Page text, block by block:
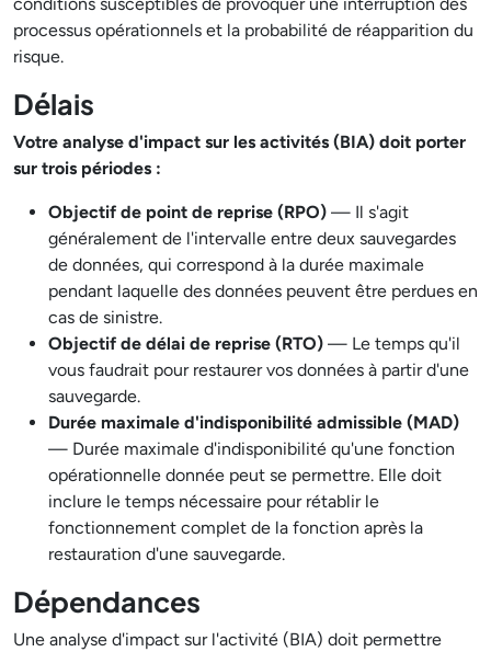
processus opérationnels et la probabilité de réapparition du
risque.
Délais
Votre analyse d'impact sur les activités (BIA) doit porter
sur trois périodes :
Objectif de point de reprise (RPO) — Il s'agit
généralement de l'intervalle entre deux sauvegardes
de données, qui correspond à la durée maximale
pendant laquelle des données peuvent être perdues en
cas de sinistre.
Objectif de délai de reprise (RTO) — Le temps qu'il
vous faudrait pour restaurer vos données à partir d'une
sauvegarde.
Durée maximale d'indisponibilité admissible (MAD)
— Durée maximale d'indisponibilité qu'une fonction
opérationnelle donnée peut se permettre. Elle doit
inclure le temps nécessaire pour rétablir le
fonctionnement complet de la fonction après la
restauration d'une sauvegarde.
Dépendances
Une analyse d'impact sur l'activité (BIA) doit permettre